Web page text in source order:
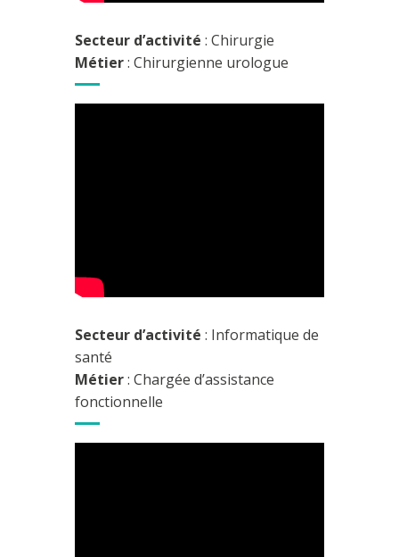
Secteur d’activité : Chirurgie
Métier: Chirurgienne urologue
Secteur d’activité : Informatique de
santé
Métier: Chargée d’assistance
fonctionnelle